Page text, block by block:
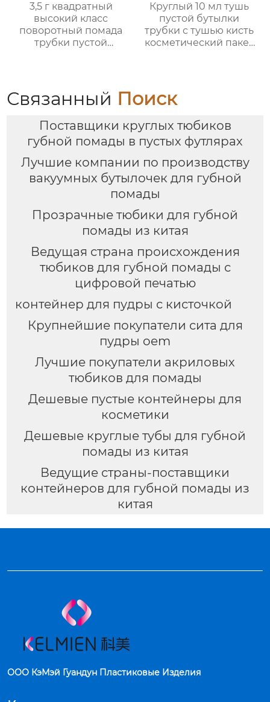
3,5 г квадратный
высокий класс
поворотный помада
трубки пустой
Круглый 10 мл тушь
пустой бутылки
трубки с тушью кисть
косметический пакет
Связанный Поиск
Поставщики круглых тюбиков
губной помады в пустых футлярах
Лучшие компании по производству
вакуумных бутылочек для губной
помады
Прозрачные тюбики для губной
помады из китая
Ведущая страна происхождения
тюбиков для губной помады с
цифровой печатью
контейнер для пудры с кисточкой
Крупнейшие покупатели сита для
пудры oem
Лучшие покупатели акриловых
тюбиков для помады
Дешевые пустые контейнеры для
косметики
Дешевые круглые тубы для губной
помады из китая
Ведущие страны-поставщики
контейнеров для губной помады из
китая
ООО КэМэй Гуандун Пластиковые Изделия